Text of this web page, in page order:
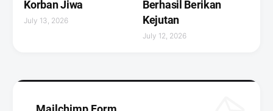
Korban Jiwa
July 13, 2026
Berhasil Berikan
Kejutan ‎
July 12, 2026